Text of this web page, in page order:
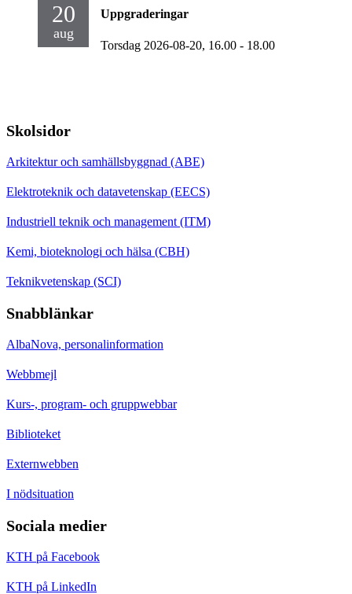
20
aug
Uppgraderingar
Torsdag 2026-08-20, 16.00 - 18.00
Skolsidor
Arkitektur och samhällsbyggnad (ABE)
Elektroteknik och datavetenskap (EECS)
Industriell teknik och management (ITM)
Kemi, bioteknologi och hälsa (CBH)
Teknikvetenskap (SCI)
Snabblänkar
AlbaNova, personalinformation
Webbmejl
Kurs-, program- och gruppwebbar
Biblioteket
Externwebben
I nödsituation
Sociala medier
KTH på Facebook
KTH på LinkedIn